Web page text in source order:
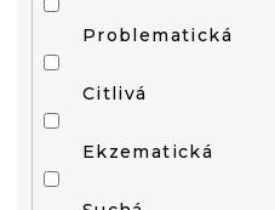
Problematická
Citlivá
Ekzematická